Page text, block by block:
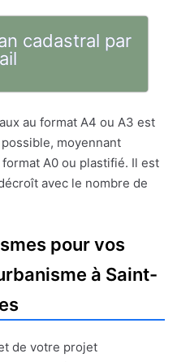
cadastral par
au format A4 ou A3 est
moyennant
A0 ou plastifié. Il est
avec le nombre de
pour vos
à Saint-
de votre projet